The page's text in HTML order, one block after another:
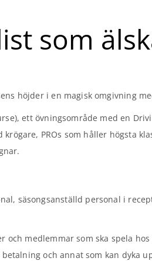
som
höjder i en magisk omgivning
ett övningsområde med en
PROs som håller högsta
säsongsanställd personal i
medlemmar som ska spela
och annat som kan dyka